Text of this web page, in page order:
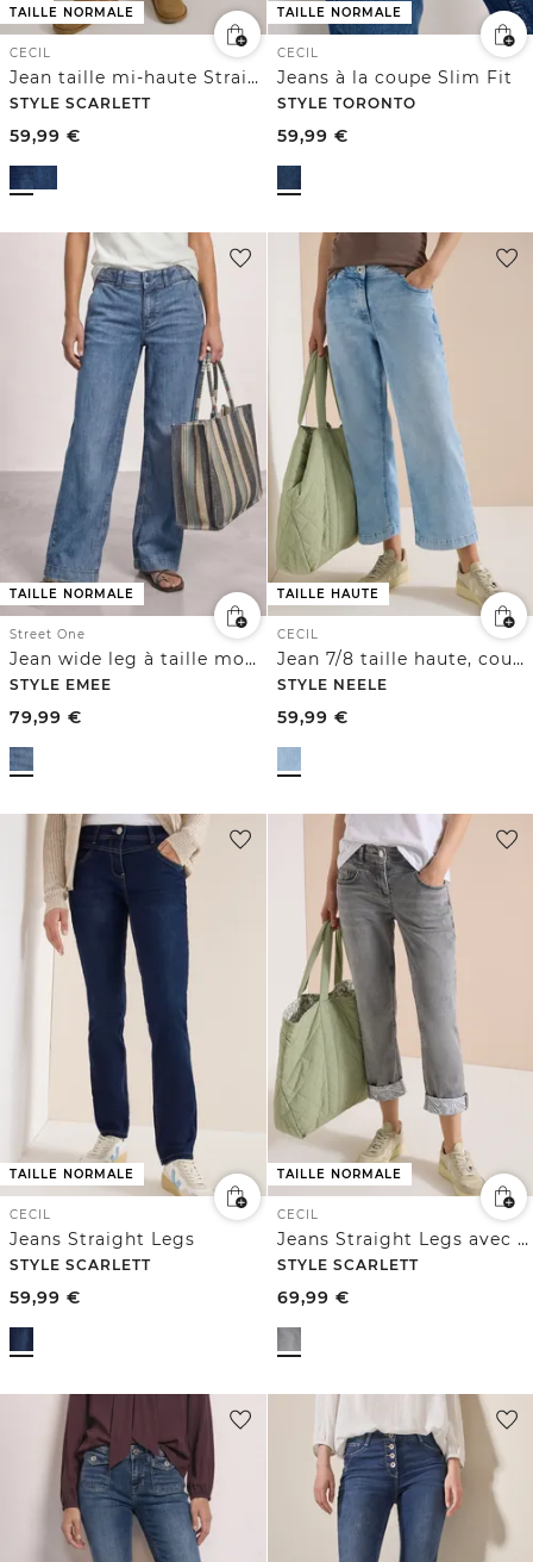
TAILLE NORMALE
CECIL
Jean taille mi-haute Straight Leg à coupe décontractée
STYLE SCARLETT
59,99 €
TAILLE NORMALE
CECIL
Jeans à la coupe Slim Fit
STYLE TORONTO
59,99 €
TAILLE NORMALE
Street One
Jean wide leg à taille moyenne et coupe ample
STYLE EMEE
79,99 €
TAILLE HAUTE
CECIL
Jean 7/8 taille haute, coupe loose
STYLE NEELE
59,99 €
TAILLE NORMALE
CECIL
Jeans Straight Legs
STYLE SCARLETT
59,99 €
TAILLE NORMALE
CECIL
Jeans Straight Legs avec détail d'ourlet
STYLE SCARLETT
69,99 €